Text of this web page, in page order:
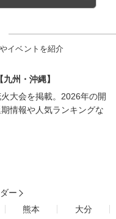
イベントを紹介
州・沖縄】
大会を掲載。2026年の開
情報や人気ランキングな
ー
熊本
大分